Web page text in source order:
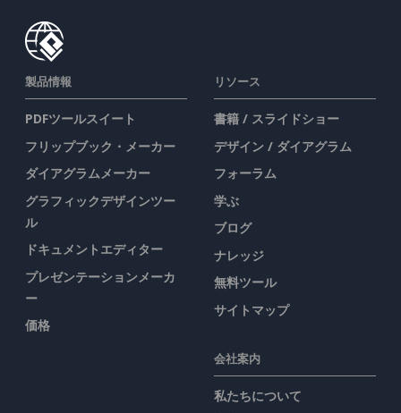
製品情報
PDFツールスイート
フリップブック・メーカー
ダイアグラムメーカー
グラフィックデザインツー
ル
ドキュメントエディター
プレゼンテーションメーカ
ー
価格
リソース
書籍 / スライドショー
デザイン / ダイアグラム
フォーラム
学ぶ
ブログ
ナレッジ
無料ツール
サイトマップ
会社案内
私たちについて